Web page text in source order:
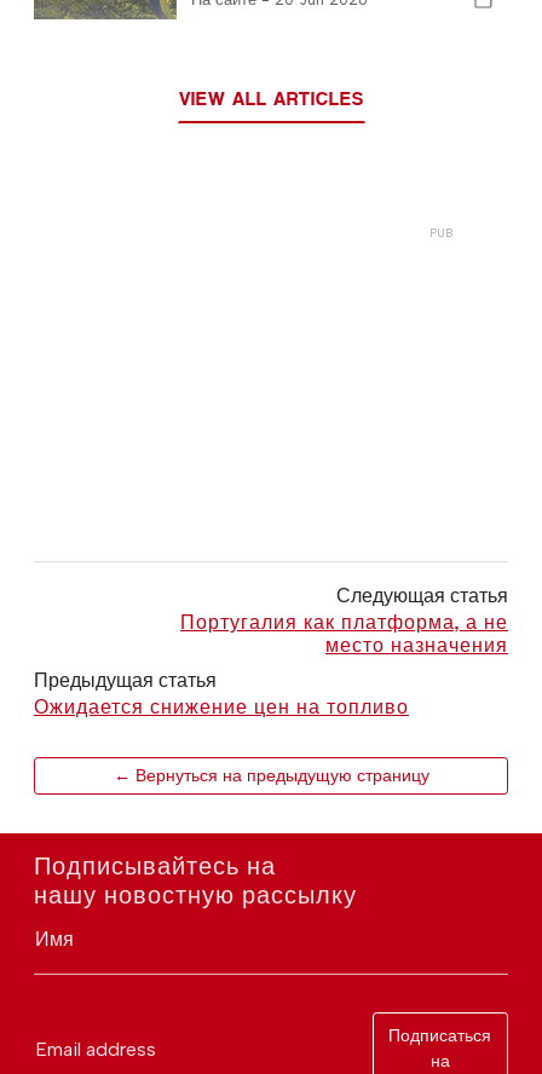
VIEW ALL ARTICLES
Следующая статья
Португалия как платформа, а не
место назначения
Предыдущая статья
Ожидается снижение цен на топливо
← Вернуться на предыдущую страницу
Подписывайтесь на
нашу новостную рассылку
Имя
Email address
Подписаться
на